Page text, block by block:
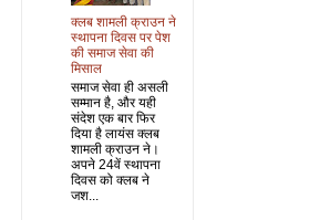
क्लब शामली क्राउन ने
स्थापना दिवस पर पेश
की समाज सेवा की
मिसाल
समाज सेवा ही असली
सम्मान है, और यही
संदेश एक बार फिर
दिया है लायंस क्लब
शामली क्राउन ने।
अपने 24वें स्थापना
दिवस को क्लब ने
जश...